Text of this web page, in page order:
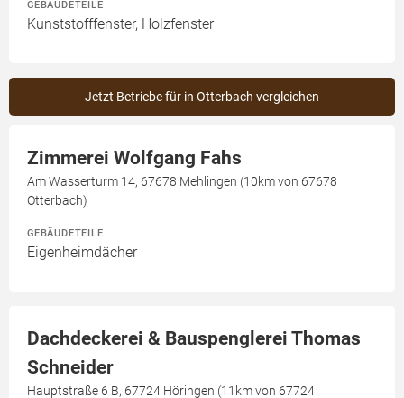
GEBÄUDETEILE
Kunststofffenster, Holzfenster
Jetzt Betriebe für in Otterbach vergleichen
Zimmerei Wolfgang Fahs
Am Wasserturm 14, 67678 Mehlingen (10km von 67678
Otterbach)
GEBÄUDETEILE
Eigenheimdächer
Dachdeckerei & Bauspenglerei Thomas
Schneider
Hauptstraße 6 B, 67724 Höringen (11km von 67724